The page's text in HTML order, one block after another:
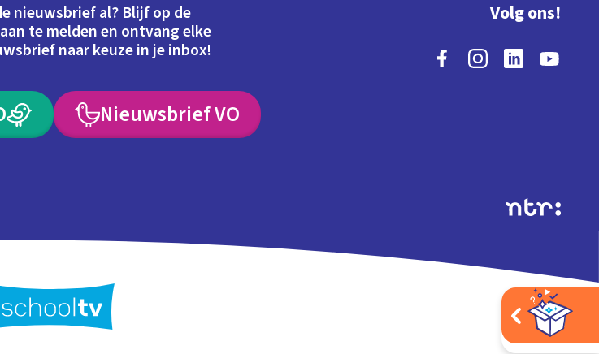
nieuwsbrief al? Blijf op de
te melden en ontvang elke
naar keuze in je inbox!
Nieuwsbrief VO
Volg ons!
Extra's